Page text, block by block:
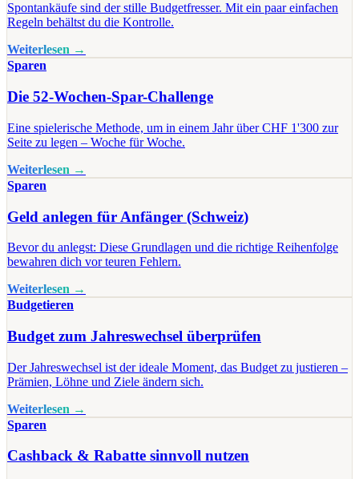
Spontankäufe sind der stille Budgetfresser. Mit ein paar einfachen
Regeln behältst du die Kontrolle.
Weiterlesen →
Sparen
Die 52-Wochen-Spar-Challenge
Eine spielerische Methode, um in einem Jahr über CHF 1'300 zur
Seite zu legen – Woche für Woche.
Weiterlesen →
Sparen
Geld anlegen für Anfänger (Schweiz)
Bevor du anlegst: Diese Grundlagen und die richtige Reihenfolge
bewahren dich vor teuren Fehlern.
Weiterlesen →
Budgetieren
Budget zum Jahreswechsel überprüfen
Der Jahreswechsel ist der ideale Moment, das Budget zu justieren –
Prämien, Löhne und Ziele ändern sich.
Weiterlesen →
Sparen
Cashback & Rabatte sinnvoll nutzen